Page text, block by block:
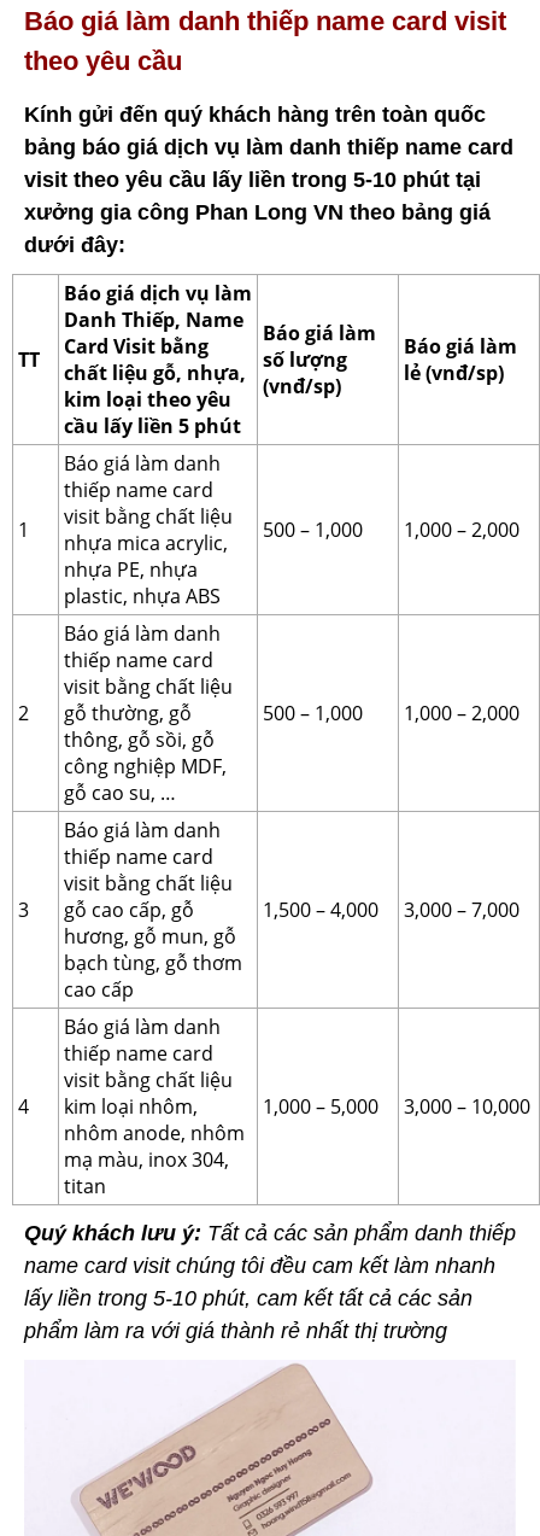
Báo giá làm danh thiếp name card visit
theo yêu cầu
Kính gửi đến quý khách hàng trên toàn quốc
bảng báo giá dịch vụ làm danh thiếp name card
visit theo yêu cầu lấy liền trong 5-10 phút tại
xưởng gia công Phan Long VN theo bảng giá
dưới đây:
TT
Báo giá dịch vụ làm
Danh Thiếp, Name
Card Visit bằng
chất liệu gỗ, nhựa,
kim loại theo yêu
cầu lấy liền 5 phút
Báo giá làm
số lượng
(vnđ/sp)
Báo giá làm
lẻ (vnđ/sp)
1
Báo giá làm danh
thiếp name card
visit bằng chất liệu
nhựa mica acrylic,
nhựa PE, nhựa
plastic, nhựa ABS
500 – 1,000 1,000 – 2,000
2
Báo giá làm danh
thiếp name card
visit bằng chất liệu
gỗ thường, gỗ
thông, gỗ sồi, gỗ
công nghiệp MDF,
gỗ cao su, …
500 – 1,000 1,000 – 2,000
3
Báo giá làm danh
thiếp name card
visit bằng chất liệu
gỗ cao cấp, gỗ
hương, gỗ mun, gỗ
bạch tùng, gỗ thơm
cao cấp
1,500 – 4,000 3,000 – 7,000
4
Báo giá làm danh
thiếp name card
visit bằng chất liệu
kim loại nhôm,
nhôm anode, nhôm
mạ màu, inox 304,
titan
1,000 – 5,000 3,000 – 10,000
Quý khách lưu ý: Tất cả các sản phẩm danh thiếp
name card visit chúng tôi đều cam kết làm nhanh
lấy liền trong 5-10 phút, cam kết tất cả các sản
phẩm làm ra với giá thành rẻ nhất thị trường